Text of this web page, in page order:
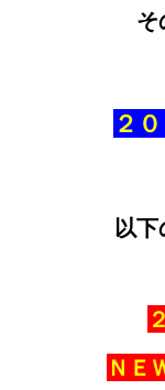
そ
２
以下
ＮＥ